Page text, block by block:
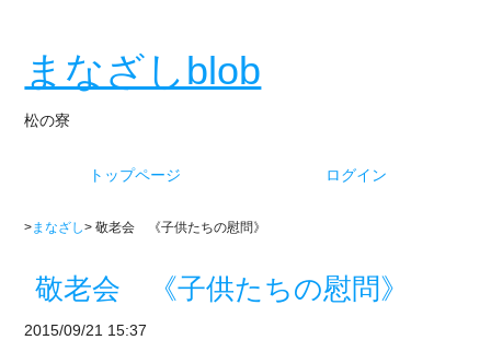
まなざしblob
松の寮
トップページ ログイン
>まなざし> 敬老会 《子供たちの慰問》
敬老会 《子供たちの慰問》
2015/09/21 15:37